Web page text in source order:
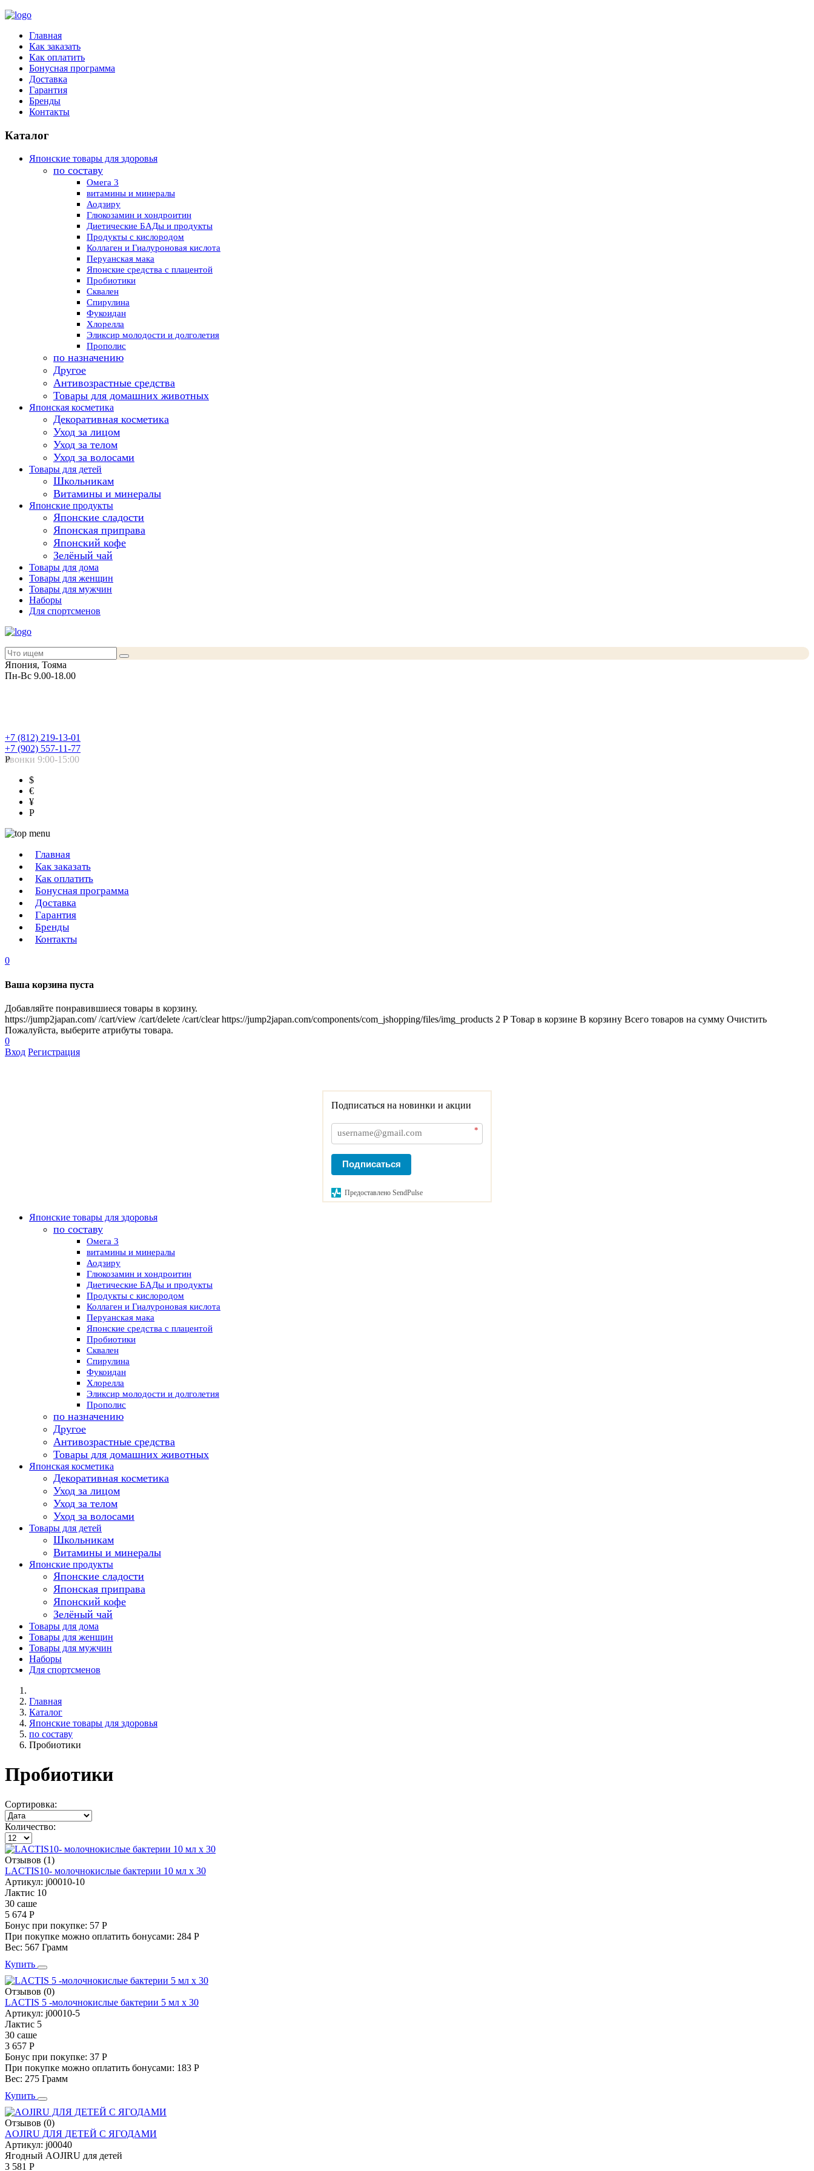
Главная
Как заказать
Как оплатить
Бонусная программа
Доставка
Гарантия
Бренды
Контакты
Каталог
Японские товары для здоровья
по составу
Омега 3
витамины и минералы
Аодзиру
Глюкозамин и хондроитин
Диетические БАДы и продукты
Продукты с кислородом
Коллаген и Гиалуроновая кислота
Перуанская мака
Японские средства с плацентой
Пробиотики
Сквален
Спирулина
Фукоидан
Хлорелла
Эликсир молодости и долголетия
Прополис
по назначению
Другое
Антивозрастные средства
Товары для домашних животных
Японская косметика
Декоративная косметика
Уход за лицом
Уход за телом
Уход за волосами
Товары для детей
Школьникам
Витамины и минералы
Японские продукты
Японские сладости
Японская приправа
Японский кофе
Зелёный чай
Товары для дома
Товары для женщин
Товары для мужчин
Наборы
Для спортсменов
Япония, Тояма
Пн-Вс 9.00-18.00
+7 (812) 219-13-01
+7 (902) 557-11-77
Звонки 9:00-15:00
Р
$
€
¥
Р
Главная
Как заказать
Как оплатить
Бонусная программа
Доставка
Гарантия
Бренды
Контакты
0
Ваша корзина пуста
Добавляйте понравившиеся товары в корзину.
https://jump2japan.com/ /cart/view /cart/delete /cart/clear https://jump2japan.com/components/com_jshopping/files/img_products 2 Р Товар в корзине В корзину Всего товаров на сумму Очистить
Пожалуйста, выберите атрибуты товара.
0
Вход Регистрация
Подписаться на новинки и акции
*
Подписаться
Предоставлено SendPulse
Японские товары для здоровья
по составу
Омега 3
витамины и минералы
Аодзиру
Глюкозамин и хондроитин
Диетические БАДы и продукты
Продукты с кислородом
Коллаген и Гиалуроновая кислота
Перуанская мака
Японские средства с плацентой
Пробиотики
Сквален
Спирулина
Фукоидан
Хлорелла
Эликсир молодости и долголетия
Прополис
по назначению
Другое
Антивозрастные средства
Товары для домашних животных
Японская косметика
Декоративная косметика
Уход за лицом
Уход за телом
Уход за волосами
Товары для детей
Школьникам
Витамины и минералы
Японские продукты
Японские сладости
Японская приправа
Японский кофе
Зелёный чай
Товары для дома
Товары для женщин
Товары для мужчин
Наборы
Для спортсменов
Главная
Каталог
Японские товары для здоровья
по составу
Пробиотики
Пробиотики
Сортировка:
Количество:
Отзывов (1)
LACTIS10- молочнокислые бактерии 10 мл х 30
Артикул: j00010-10
Лактис 10
30 саше
5 674 Р
Бонус при покупке: 57 Р
При покупке можно оплатить бонусами: 284 Р
Вес: 567 Грамм
Купить
Отзывов (0)
LACTIS 5 -молочнокислые бактерии 5 мл х 30
Артикул: j00010-5
Лактис 5
30 саше
3 657 Р
Бонус при покупке: 37 Р
При покупке можно оплатить бонусами: 183 Р
Вес: 275 Грамм
Купить
Отзывов (0)
AOJIRU ДЛЯ ДЕТЕЙ С ЯГОДАМИ
Артикул: j00040
Ягодный AOJIRU для детей
3 581 Р